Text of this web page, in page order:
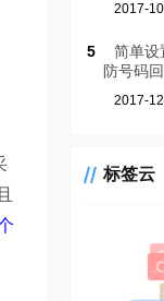
2017-
5
简单设
防号码
2017-
标签云